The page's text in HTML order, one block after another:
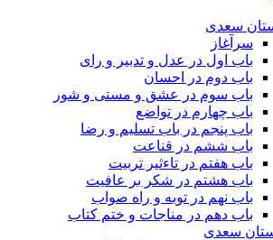
سعدی
سرآغاز
باب اول در عدل و تدبیر و رای
باب دوم در احسان
باب سوم در عشق و مستی و شور
باب چهارم در تواضع
باب پنجم در باب تسلیم و رضا
باب ششم در قناعت
باب هفتم در تاءثیر تربیت
باب هشتم در شکر بر عافیت
باب نهم در توبه و راه صواب
باب دهم در مناجات و ختم کتاب
سعدی